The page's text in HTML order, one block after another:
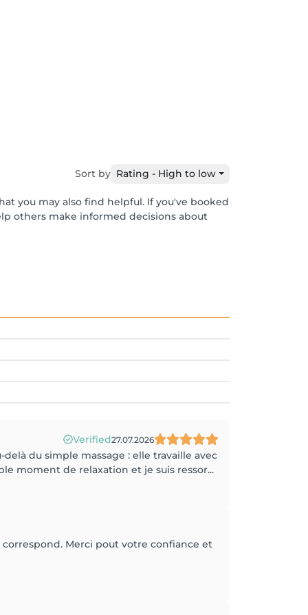
Sort by Rating - High to low
you may also find helpful. If you've booked
others make informed decisions about
Verified27.07.2026
du simple massage : elle travaille avec
moment de relaxation et je suis ressor...
Merci pout votre confiance et